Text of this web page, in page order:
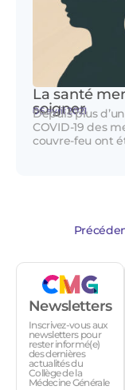
La santé
soigner
06 avril 2021
Depuis plus
COVID-19 des
couvre-feu ont
Newsletters
Inscrivez-vous aux
newsletters pour
rester informé(e)
des dernières
actualités du
Collège de la
Médecine Générale